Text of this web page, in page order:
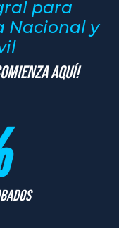
para
Nacional y
Aquí!